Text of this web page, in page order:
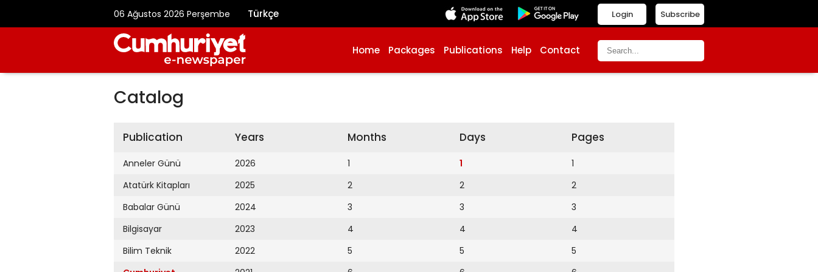
06 Ağustos 2026 Perşembe Türkçe Subscribe
Login
Home Packages Publications Help Contact
Catalog
Publication
Anneler Günü
Atatürk Kitapları
Babalar Günü
Bilgisayar
Bilim Teknik
Years
2026
2025
2024
2023
2022
Months
1
2
3
4
5
Days
1
2
3
4
5
Pages
1
2
3
4
5